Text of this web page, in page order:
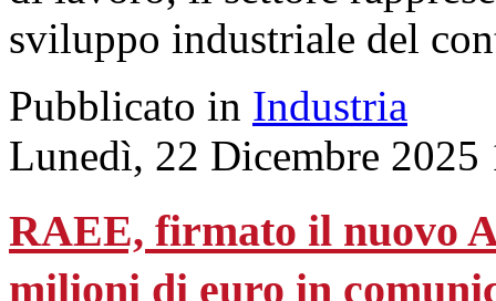
sviluppo industriale del
Pubblicato in Industria
Lunedì, 22 Dicembre 2025
RAEE, firmato il nuovo
milioni di euro in